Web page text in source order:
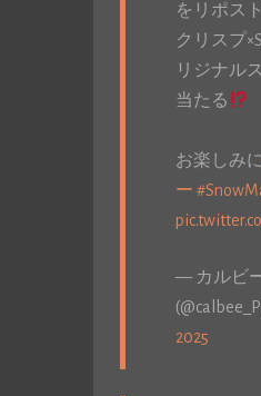
をリポス
クリスプ
リジナル
当たる
お楽しみに
ー
— カルビ
2025